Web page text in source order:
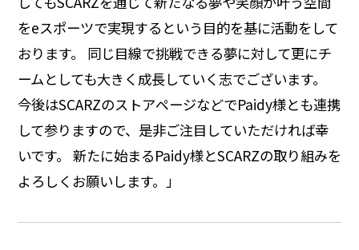
をeスポーツで実現するという目的を基に活動をして
おります。 同じ目線で挑戦できる夢に対して更にチ
ームとしても大きく成長していく志でございます。
今後はSCARZのストアページなどでPaidy様とも連携
して参りますので、是非ご注目していただければ幸
いです。 新たに始まるPaidy様とSCARZの取り組みを
よろしくお願いします。」